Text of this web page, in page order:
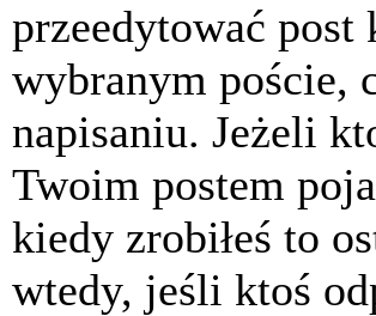
przeedytować
wybranym poście,
napisaniu. Jeżeli
Twoim postem
kiedy zrobiłeś to
wtedy, jeśli ktoś